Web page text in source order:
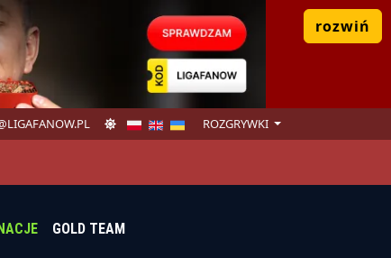
rozwiń
ROZGRYWKI
GOLD TEAM